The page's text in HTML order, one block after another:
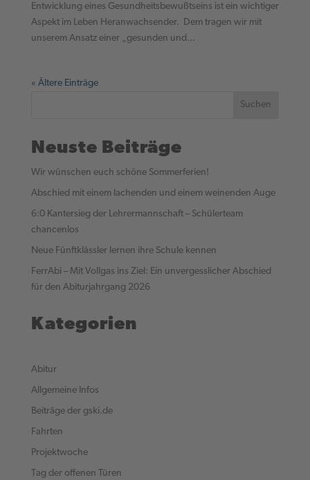
Entwicklung eines Gesundheitsbewußtseins ist ein wichtiger
Aspekt im Leben Heranwachsender. Dem tragen wir mit
unserem Ansatz einer „gesunden und...
« Ältere Einträge
Suchen
Neuste Beiträge
Wir wünschen euch schöne Sommerferien!
Abschied mit einem lachenden und einem weinenden Auge
6:0 Kantersieg der Lehrermannschaft – Schülerteam
chancenlos
Neue Fünftklässler lernen ihre Schule kennen
FerrAbi – Mit Vollgas ins Ziel: Ein unvergesslicher Abschied
für den Abiturjahrgang 2026
Kategorien
Abitur
Allgemeine Infos
Beiträge der gski.de
Fahrten
Projektwoche
Tag der offenen Türen